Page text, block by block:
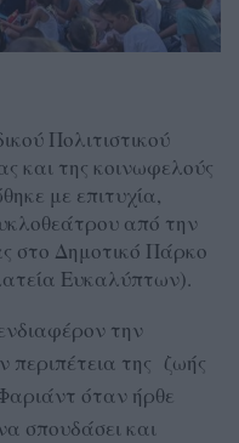
Πολιτιστικού
και της κοινωφελούς
με επιτυχία,
από την
στο Δημοτικό Πάρκο
Ευκαλύπτων).
την
της ζωής
όταν ήρθε
σπουδάσει και